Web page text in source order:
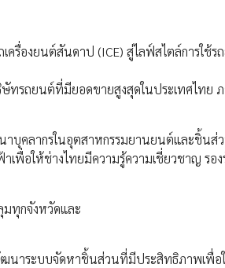
รื่องยนต์สันดาป (ICE) สู่ไลฟ์สไตล์การใช้ร
ทรถยนต์ที่มียอดขายสูงสุดในประเทศไทย
บุคลากรในอุตสาหกรรมยานยนต์และชิ้นส่
พื่อให้ช่างไทยมีความรู้ความเชี่ยวชาญ รอง
มทุกจังหวัดและ
พัฒนาระบบจัดหาชิ้นส่วนที่มีประสิทธิภาพเพื่อ